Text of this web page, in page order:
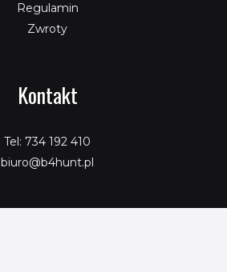
Regulamin
Zwroty
Kontakt
Tel: 734 192 410
biuro@b4hunt.pl